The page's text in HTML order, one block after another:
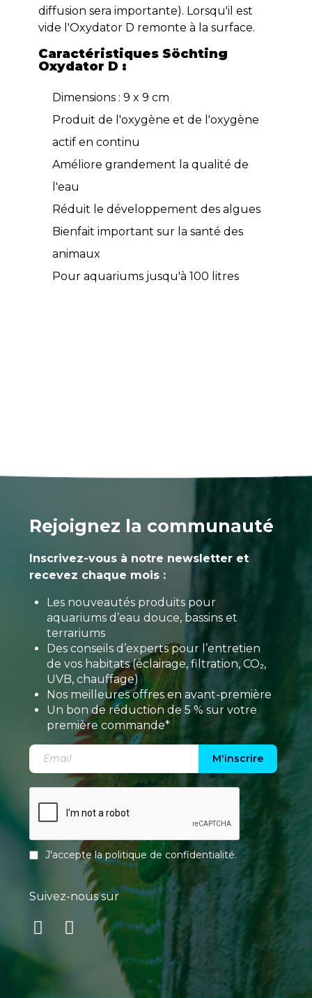
diffusion sera importante). Lorsqu'il est
vide l'Oxydator D remonte à la surface.
Caractéristiques Söchting
Oxydator D :
Dimensions : 9 x 9 cm
Produit de l'oxygène et de l'oxygène
actif en continu
Améliore grandement la qualité de
l'eau
Réduit le développement des algues
Bienfait important sur la santé des
animaux
Pour aquariums jusqu'à 100 litres
Rejoignez la communauté
Inscrivez-vous à notre newsletter et
recevez chaque mois :
Les nouveautés produits pour
aquariums d’eau douce, bassins et
terrariums
Des conseils d’experts pour l’entretien
de vos habitats (éclairage, filtration, CO₂,
UVB, chauffage)
Nos meilleures offres en avant-première
Un bon de réduction de 5 % sur votre
première commande*
M'inscrire
J'accepte lapolitique de confidentialité.
Suivez-nous sur